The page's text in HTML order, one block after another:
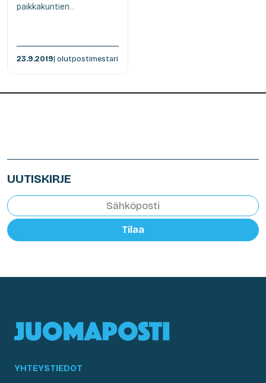
paikkakuntien...
23.9.2019| olutpostimestari
UUTISKIRJE
Tilaa
YHTEYSTIEDOT